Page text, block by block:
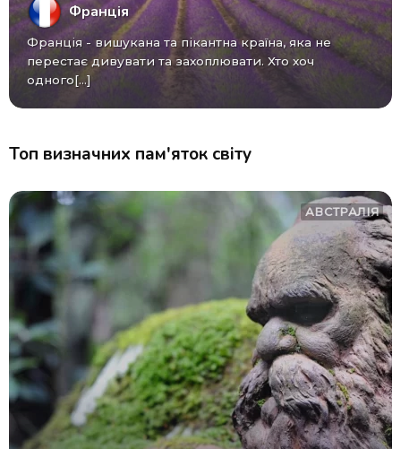
Франція
Франція - вишукана та пікантна країна, яка не
перестає дивувати та захоплювати. Хто хоч
одного[...]
Топ визначних пам'яток світу
АВСТРАЛІЯ